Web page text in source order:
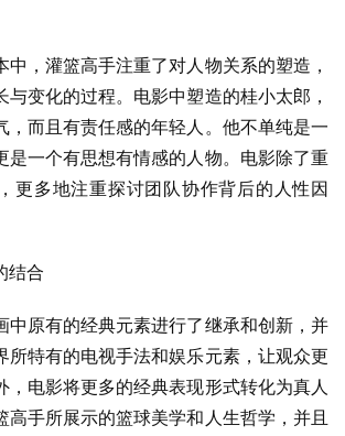
中，灌篮高手注重了对人物关系的塑造，
与变化的过程。电影中塑造的桂小太郎，
，而且有责任感的年轻人。他不单纯是一
是一个有思想有情感的人物。电影除了重
更多地注重探讨团队协作背后的人性因
结合
中原有的经典元素进行了继承和创新，并
所特有的电视手法和娱乐元素，让观众更
，电影将更多的经典表现形式转化为真人
高手所展示的篮球美学和人生哲学，并且